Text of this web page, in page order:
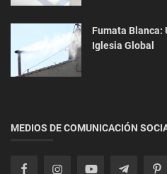
concursos de belle...
Fumata Blanca:
Iglesia Global
MEDIOS DE COMUNICACIÓN